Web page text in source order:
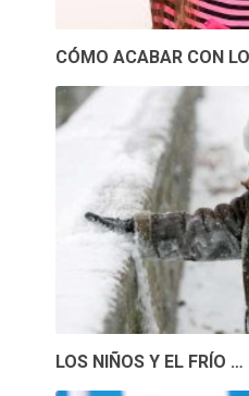
CÓMO ACABAR CON
LOS NIÑOS Y EL FRÍO …